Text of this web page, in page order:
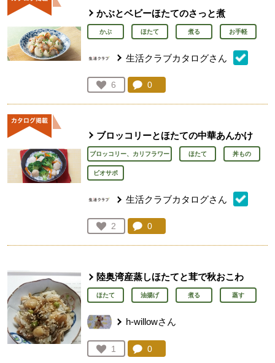
かぶとベビーほたてのさっと煮
かぶ ほたて 煮る お手軽
生活クラブカタログさん
お気に入り登録：
6
人が登録
コメント：
0
ブロッコリーとほたての中華あんかけ
ブロッコリー、カリフラワー ほたて 丼もの
ビオサポ
生活クラブカタログさん
お気に入り登録：
2
人が登録
コメント：
0
陸奥湾産蒸しほたてと茸で秋おこわ
ほたて 油揚げ 煮る 蒸す
h-willowさん
お気に入り登録：
1
人が登録
コメント：
0